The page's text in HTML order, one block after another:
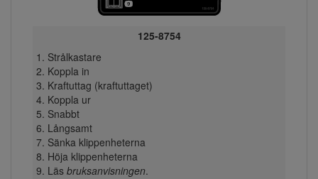
125-8754
Strålkastare
Koppla in
Kraftuttag (kraftuttaget)
Koppla ur
Snabbt
Långsamt
Sänka klippenheterna
Höja klippenheterna
Läs bruksanvisningen.